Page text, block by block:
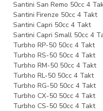
Santini San Remo 50cc 4
Santini Firenze 50cc 4 Takt
Santini Capri 50cc 4 Takt
Santini Capri Small 50cc 4
Turbho RP-50 50cc 4 Takt
Turbho RS-50 50cc 4 Takt
Turbho RM-50 50cc 4 Takt
Turbho RL-50 50cc 4 Takt
Turbho RG-50 50cc 4 Takt
Turbho CX-50 50cc 4 Takt
Turbho CS-50 50cc 4 Takt